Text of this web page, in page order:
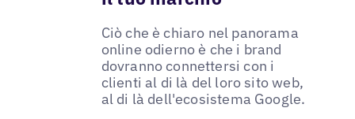
Ciò che è chiaro nel panorama
online odierno è che i brand
dovranno connettersi con i
clienti al di là del loro sito web,
al di là dell'ecosistema Google.